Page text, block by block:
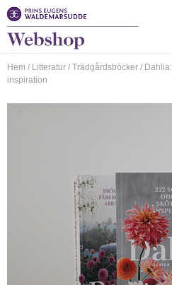
Hem / Litteratur / Trädgårdsböcker /
inspiration